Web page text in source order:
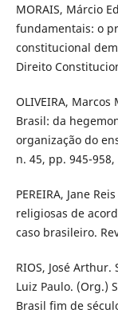
MORAIS, Márcio
fundamentais: o
constitucional
Direito
OLIVEIRA,
Brasil: da
organização do
n. 45, pp. 945-
PEREIRA, Jane
religiosas de
caso brasileiro.
RIOS, José
Luiz Paulo. (Org.)
Brasil fim de